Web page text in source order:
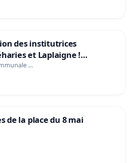
des institutrices
et Laplaigne !
de nos enfants.
…
de la place du 8 mai